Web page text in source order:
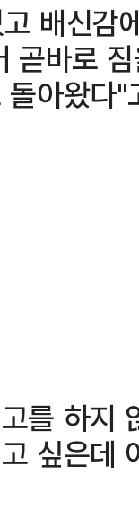
배신감
곧바로
아왔다"
를 하지
싶은데